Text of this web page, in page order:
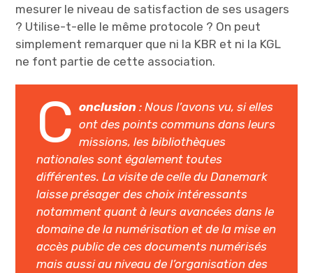
mesurer le niveau de satisfaction de ses usagers
? Utilise-t-elle le même protocole ? On peut
simplement remarquer que ni la KBR et ni la KGL
ne font partie de cette association.
C onclusion : Nous l’avons vu, si elles
ont des points communs dans leurs
missions, les bibliothèques
nationales sont également toutes
différentes. La visite de celle du Danemark
laisse présager des choix intéressants
notamment quant à leurs avancées dans le
domaine de la numérisation et de la mise en
accès public de ces documents numérisés
mais aussi au niveau de l’organisation des